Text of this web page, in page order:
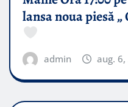
lansa noua piesă „
admin aug.